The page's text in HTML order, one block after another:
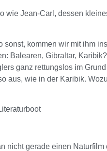
wie Jean-Carl, dessen
sonst, kommen wir mit ihm
Balearen, Gibraltar,
ganz rettungslos im
aus, wie in der Karibik.
nicht gerade einen